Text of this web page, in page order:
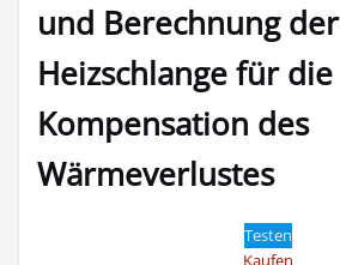
und Berechnung der
Heizschlange für die
Kompensation des
Wärmeverlustes
Testen
Kaufen